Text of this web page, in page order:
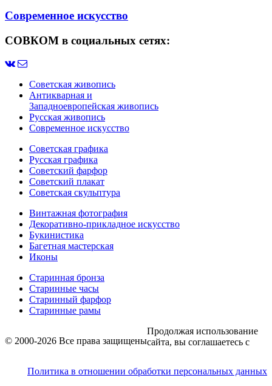
Современное искусство
СОВКОМ в социальных сетях:
Советская живопись
Антикварная и
Западноевропейская живопись
Русская живопись
Современное искусство
Советская графика
Русская графика
Советский фарфор
Советский плакат
Советская скульптура
Винтажная фотография
Декоративно-прикладное искусство
Букинистика
Багетная мастерская
Иконы
Старинная бронза
Старинные часы
Старинный фарфор
Старинные рамы
© 2000-2026 Все права защищены
Политика в отношении обработки персональных данных
Продолжая использование
сайта, вы соглашаетесь с